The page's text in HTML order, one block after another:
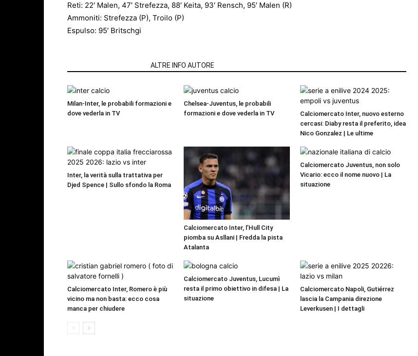
Reti: 22′ Malen, 47′ Strefezza, 88′ Keita, 93′ Rensch, 95′ Malen (R)
Ammoniti: Strefezza (P), Troilo (P)
Espulso: 95′ Britschgi
ALTRE INFO AUTORE
Milan-Inter, le probabili formazioni e
dove vederla in TV
Chelsea-Juventus, le probabili
formazioni e dove vederla in TV
Calciomercato Inter, nuovo esterno
cercasi: Diaby resta il preferito, idea
Nico Gonzalez | Le ultime
Inter, la verità sulla trattativa per
Djed Spence | Sullo sfondo la Roma
Calciomercato Inter, l’Hull City
piomba su Asllani | Fredda la pista
Atalanta
Calciomercato Juventus, non solo
Vicario: ecco il nome nuovo | La
situazione
Calciomercato Inter, Romero è più
vicino ma non basta: ecco cosa
manca per chiudere
Calciomercato Juventus, Lucumì
resta il primo obiettivo in difesa | La
situazione
Calciomercato Napoli, Gutiérrez
lascia la Campania direzione
Leverkusen | I dettagli